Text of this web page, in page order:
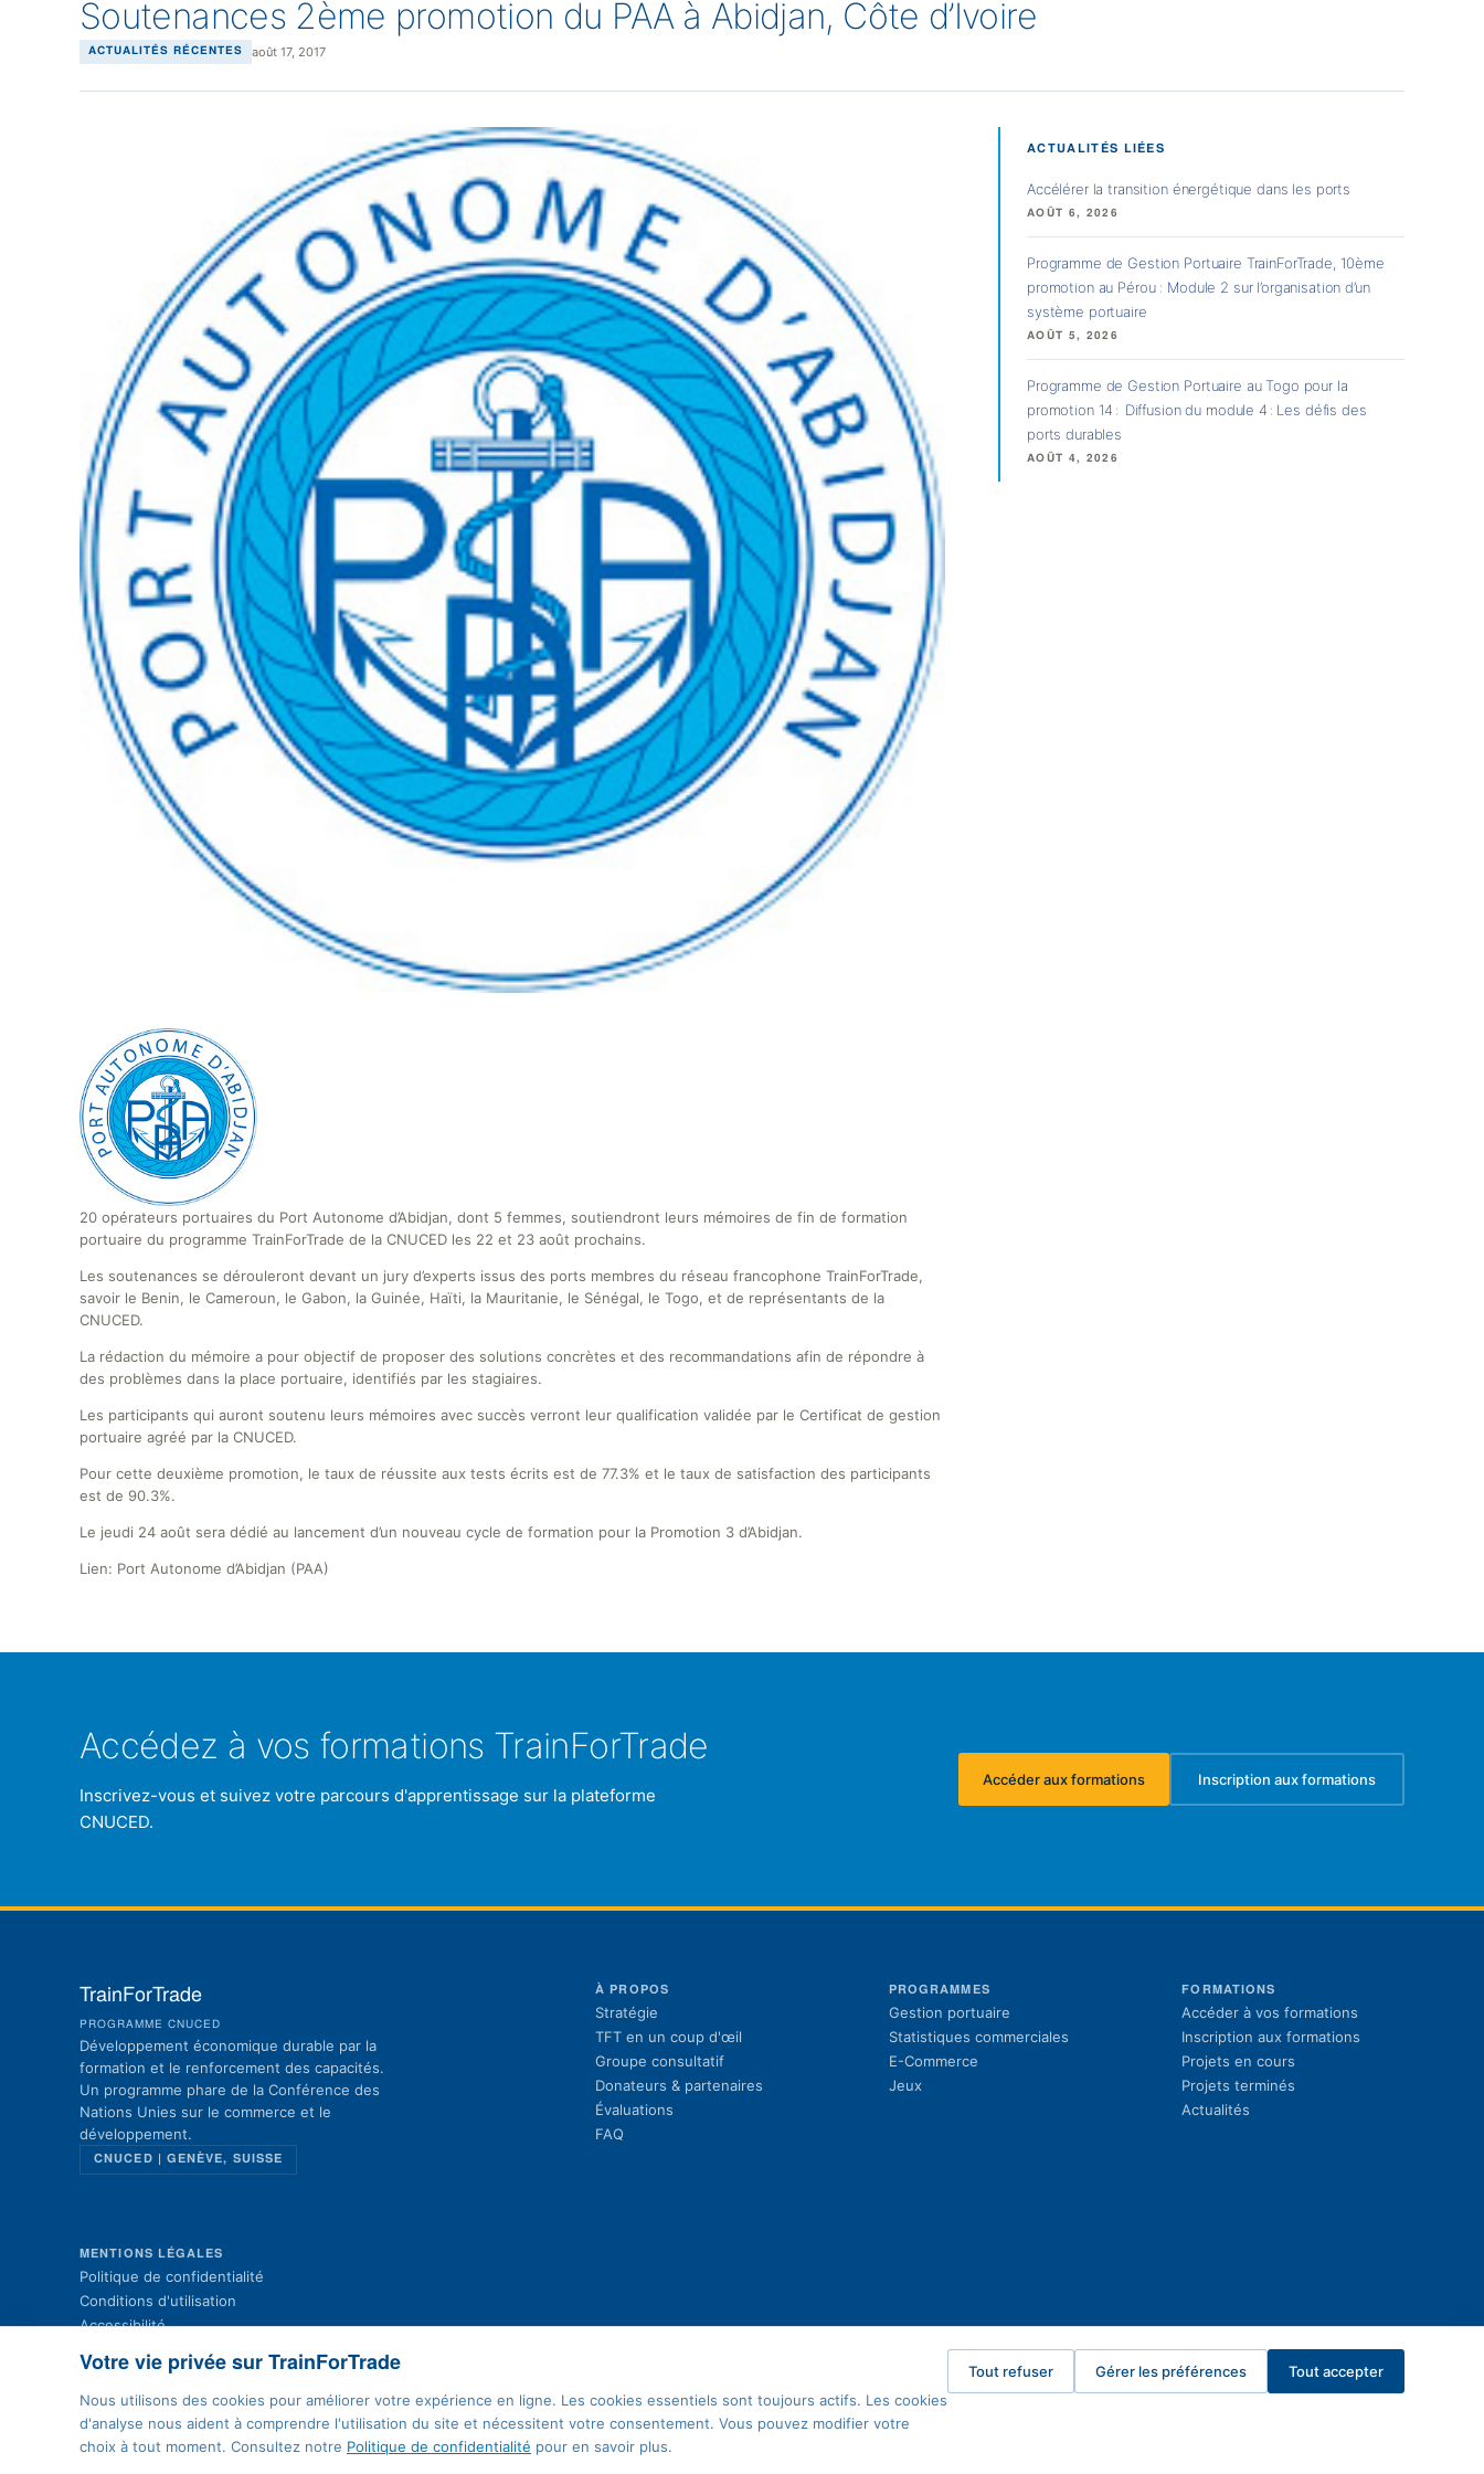
Soutenances 2ème promotion du PAA à Abidjan, Côte d’Ivoire
ACTUALITÉS RÉCENTES août 17, 2017
20 opérateurs portuaires du Port Autonome d’Abidjan, dont 5 femmes, soutiendront leurs mémoires de fin de formation
portuaire du programme TrainForTrade de la CNUCED les 22 et 23 août prochains.
Les soutenances se dérouleront devant un jury d’experts issus des ports membres du réseau francophone TrainForTrade,
savoir le Benin, le Cameroun, le Gabon, la Guinée, Haïti, la Mauritanie, le Sénégal, le Togo, et de représentants de la
CNUCED.
La rédaction du mémoire a pour objectif de proposer des solutions concrètes et des recommandations afin de répondre à
des problèmes dans la place portuaire, identifiés par les stagiaires.
Les participants qui auront soutenu leurs mémoires avec succès verront leur qualification validée par le Certificat de gestion
portuaire agréé par la CNUCED.
Pour cette deuxième promotion, le taux de réussite aux tests écrits est de 77.3% et le taux de satisfaction des participants
est de 90.3%.
Le jeudi 24 août sera dédié au lancement d’un nouveau cycle de formation pour la Promotion 3 d’Abidjan.
Lien: Port Autonome d’Abidjan (PAA)
ACTUALITÉS LIÉES
Accélérer la transition énergétique dans les ports
AOÛT 6, 2026
Programme de Gestion Portuaire TrainForTrade, 10ème
promotion au Pérou : Module 2 sur l’organisation d’un
système portuaire
AOÛT 5, 2026
Programme de Gestion Portuaire au Togo pour la
promotion 14 : Diffusion du module 4 : Les défis des
ports durables
AOÛT 4, 2026
Accédez à vos formations TrainForTrade
Inscrivez-vous et suivez votre parcours d'apprentissage sur la plateforme
CNUCED.
Accéder aux formations
(s'ouvre dans un nouvel onglet)
Inscription aux formations
(s'ouvre dans un nouvel
TrainForTrade
PROGRAMME CNUCED
Développement économique durable par la
formation et le renforcement des capacités.
Un programme phare de la Conférence des
Nations Unies sur le commerce et le
développement.
CNUCED | GENÈVE, SUISSE
À PROPOS
Stratégie
TFT en un coup d'œil
Groupe consultatif
Donateurs & partenaires
Évaluations
FAQ
PROGRAMMES
Gestion portuaire
Statistiques commerciales
E-Commerce
Jeux
FORMATIONS
Accéder à vos formations
Inscription aux formations
Projets en cours
Projets terminés
Actualités
MENTIONS LÉGALES
Politique de confidentialité
Conditions d'utilisation
Accessibilité
Contact
Préférences cookies
Votre vie privée sur TrainForTrade
Nous utilisons des cookies pour améliorer votre expérience en ligne. Les cookies essentiels sont toujours actifs. Les cookies
d'analyse nous aident à comprendre l'utilisation du site et nécessitent votre consentement. Vous pouvez modifier votre
choix à tout moment. Consultez notre Politique de confidentialité pour en savoir plus.
Tout refuser Gérer les préférences Tout accepter